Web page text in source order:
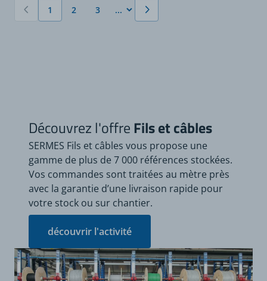
Vous lisez actuellement la page
1 Page
2 Page
3
Découvrez l'offreFils et câbles
SERMES Fils et câbles vous propose une
gamme de plus de 7 000 références stockées.
Vos commandes sont traitées au mètre près
avec la garantie d’une livraison rapide pour
votre stock ou sur chantier.
découvrir l'activité